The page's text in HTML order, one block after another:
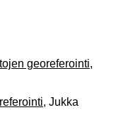
georeferointi,
, Jukka